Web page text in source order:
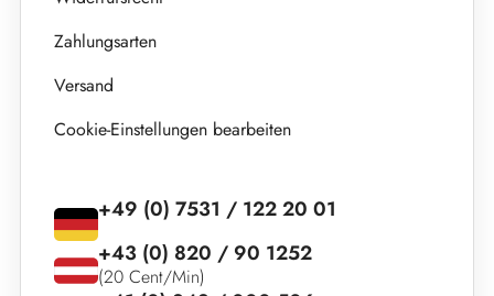
Zahlungsarten
Versand
Cookie-Einstellungen bearbeiten
+49 (0) 7531 / 122 20 01
+43 (0) 820 / 90 1252
(20 Cent/Min)